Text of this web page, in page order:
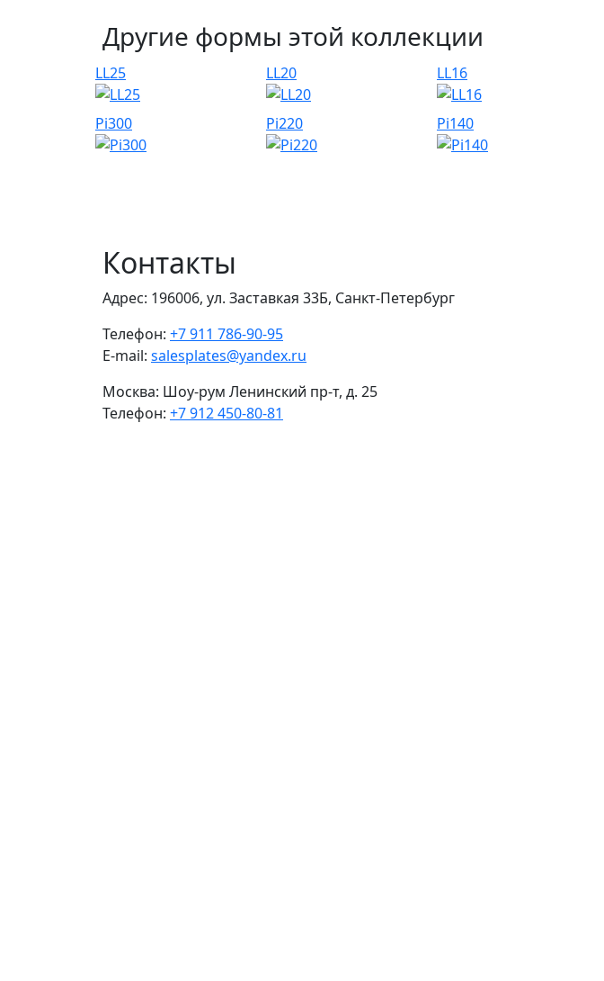
Другие формы этой коллекции
LL25 LL20 LL16
Pi300 Pi220 Pi140
Контакты
Адрес: 196006, ул. Заставкая 33Б, Санкт-Петербург
Телефон: +7 911 786-90-95
E-mail: salesplates@yandex.ru
Москва: Шоу-рум Ленинский пр-т, д. 25
Телефон: +7 912 450-80-81